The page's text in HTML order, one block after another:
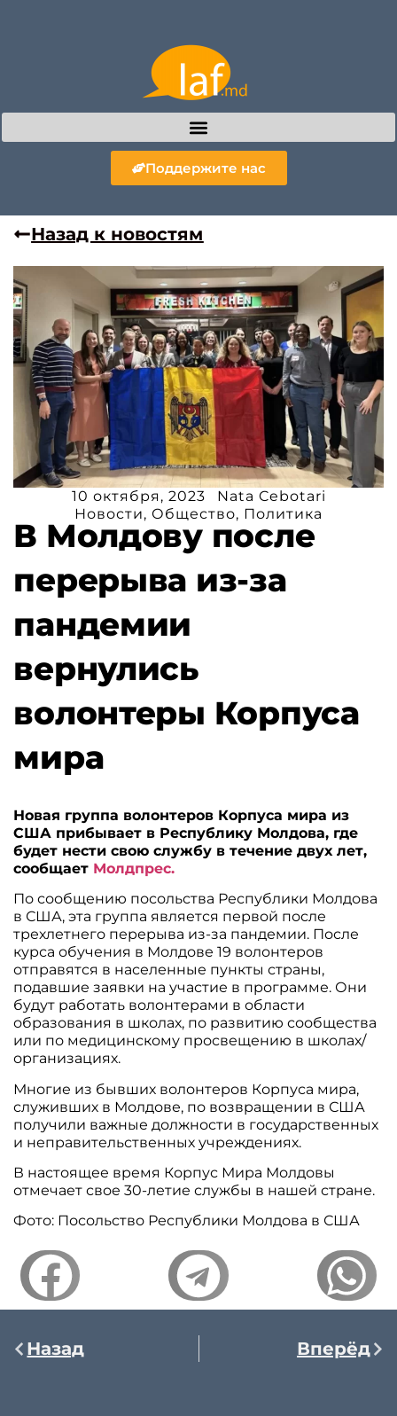
Поддержите нас
Назад к новостям
10 октября, 2023
Nata Cebotari
Новости, Общество, Политика
В Молдову после
перерыва из-за
пандемии
вернулись
волонтеры Корпуса
мира
Новая группа волонтеров Корпуса мира из
США прибывает в Республику Молдова, где
будет нести свою службу в течение двух лет,
сообщает Молдпрес.
По сообщению посольства Республики Молдова
в США, эта группа является первой после
трехлетнего перерыва из-за пандемии. После
курса обучения в Молдове 19 волонтеров
отправятся в населенные пункты страны,
подавшие заявки на участие в программе. Они
будут работать волонтерами в области
образования в школах, по развитию сообщества
или по медицинскому просвещению в школах/
организациях.
Многие из бывших волонтеров Корпуса мира,
служивших в Молдове, по возвращении в США
получили важные должности в государственных
и неправительственных учреждениях.
В настоящее время Корпус Мира Молдовы
отмечает свое 30-летие службы в нашей стране.
Фото: Посольство Республики Молдова в США
Назад Вперёд